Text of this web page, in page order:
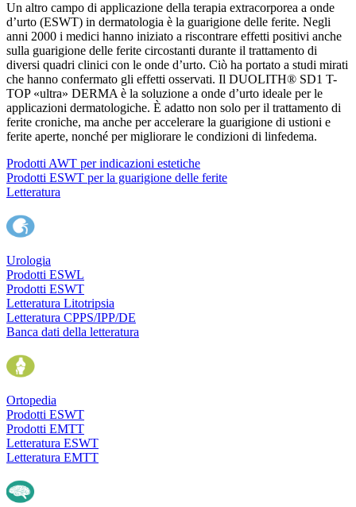
Un altro campo di applicazione della terapia extracorporea a onde
d’urto (ESWT) in dermatologia è la guarigione delle ferite. Negli
anni 2000 i medici hanno iniziato a riscontrare effetti positivi anche
sulla guarigione delle ferite circostanti durante il trattamento di
diversi quadri clinici con le onde d’urto. Ciò ha portato a studi mirati
che hanno confermato gli effetti osservati. Il DUOLITH® SD1 T-
TOP «ultra» DERMA è la soluzione a onde d’urto ideale per le
applicazioni dermatologiche. È adatto non solo per il trattamento di
ferite croniche, ma anche per accelerare la guarigione di ustioni e
ferite aperte, nonché per migliorare le condizioni di linfedema.
Prodotti AWT per indicazioni estetiche
Prodotti ESWT per la guarigione delle ferite
Letteratura
Urologia
Prodotti ESWL
Prodotti ESWT
Letteratura Litotripsia
Letteratura CPPS/IPP/DE
Banca dati della letteratura
Ortopedia
Prodotti ESWT
Prodotti EMTT
Letteratura ESWT
Letteratura EMTT